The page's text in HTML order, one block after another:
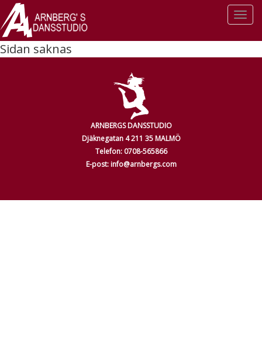
Sidan saknas
ARNBERGS DANSSTUDIO
Djäknegatan 4 211 35 MALMÖ
Telefon: 0708-565866
E-post: info@arnbergs.com